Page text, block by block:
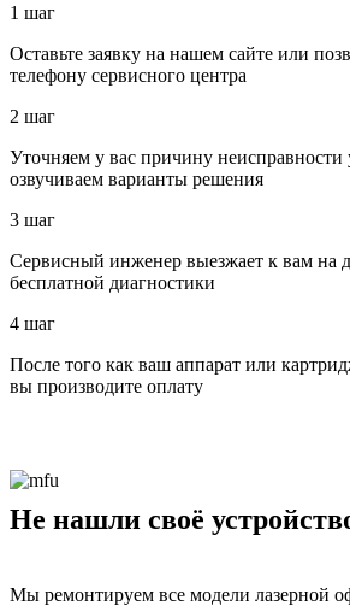
1 шаг
Оставьте заявку на нашем сайте или
телефону сервисного центра
2 шаг
Уточняем у вас причину неисправности
озвучиваем варианты решения
3 шаг
Сервисный инженер выезжает к вам на
бесплатной диагностики
4 шаг
После того как ваш аппарат или
вы производите оплату
Не нашли своё
Мы ремонтируем все модели лазерной